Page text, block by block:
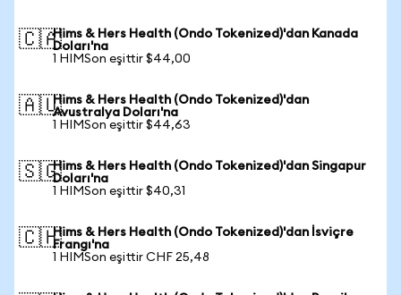
🇨🇦Hims & Hers Health (Ondo Tokenized)'dan Kanada
Doları'na
1 HIMSon eşittir $44,00
🇦🇺Hims & Hers Health (Ondo Tokenized)'dan
Avustralya Doları'na
1 HIMSon eşittir $44,63
🇸🇬Hims & Hers Health (Ondo Tokenized)'dan Singapur
Doları'na
1 HIMSon eşittir $40,31
🇨🇭Hims & Hers Health (Ondo Tokenized)'dan İsviçre
Frangı'na
1 HIMSon eşittir CHF 25,48